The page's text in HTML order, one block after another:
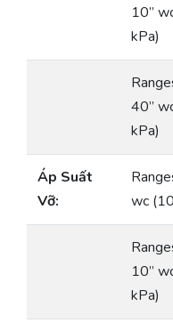
10”
kPa)
40”
kPa)
Áp Suất
Vỡ:
wc
10”
kPa)